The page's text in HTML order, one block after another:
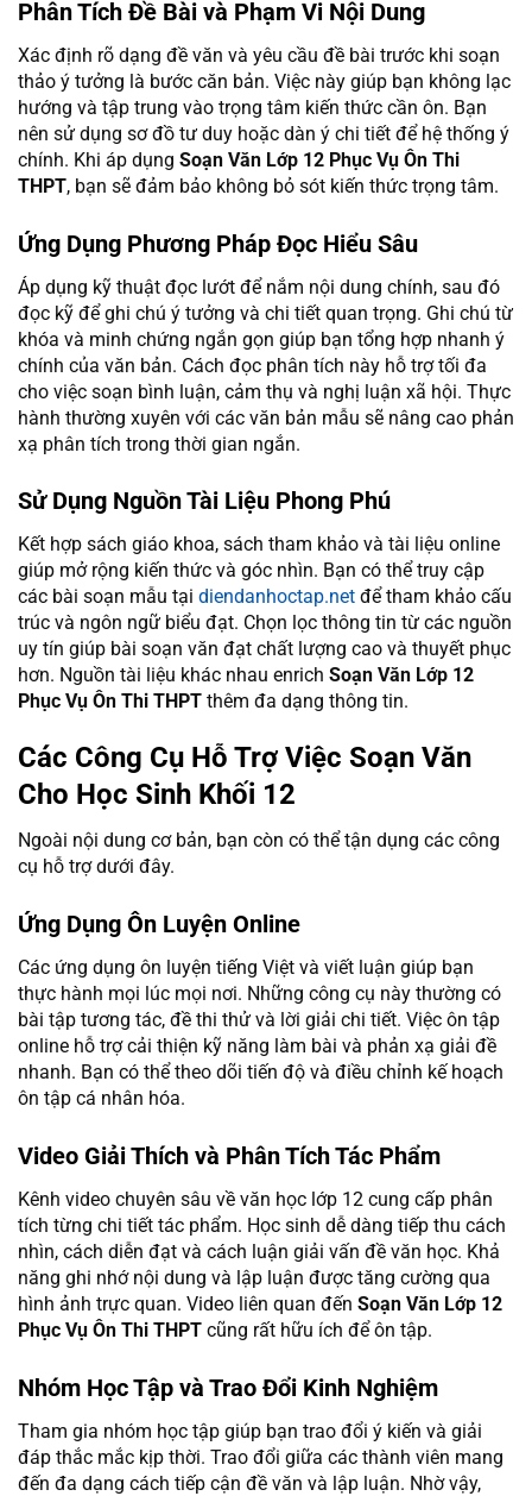
Phân Tích Đề Bài và Phạm Vi Nội Dung
Xác định rõ dạng đề văn và yêu cầu đề bài trước khi soạn
thảo ý tưởng là bước căn bản. Việc này giúp bạn không lạc
hướng và tập trung vào trọng tâm kiến thức cần ôn. Bạn
nên sử dụng sơ đồ tư duy hoặc dàn ý chi tiết để hệ thống ý
chính. Khi áp dụng Soạn Văn Lớp 12 Phục Vụ Ôn Thi
THPT, bạn sẽ đảm bảo không bỏ sót kiến thức trọng tâm.
Ứng Dụng Phương Pháp Đọc Hiểu Sâu
Áp dụng kỹ thuật đọc lướt để nắm nội dung chính, sau đó
đọc kỹ để ghi chú ý tưởng và chi tiết quan trọng. Ghi chú từ
khóa và minh chứng ngắn gọn giúp bạn tổng hợp nhanh ý
chính của văn bản. Cách đọc phân tích này hỗ trợ tối đa
cho việc soạn bình luận, cảm thụ và nghị luận xã hội. Thực
hành thường xuyên với các văn bản mẫu sẽ nâng cao phản
xạ phân tích trong thời gian ngắn.
Sử Dụng Nguồn Tài Liệu Phong Phú
Kết hợp sách giáo khoa, sách tham khảo và tài liệu online
giúp mở rộng kiến thức và góc nhìn. Bạn có thể truy cập
các bài soạn mẫu tại diendanhoctap.net để tham khảo cấu
trúc và ngôn ngữ biểu đạt. Chọn lọc thông tin từ các nguồn
uy tín giúp bài soạn văn đạt chất lượng cao và thuyết phục
hơn. Nguồn tài liệu khác nhau enrich Soạn Văn Lớp 12
Phục Vụ Ôn Thi THPT thêm đa dạng thông tin.
Các Công Cụ Hỗ Trợ Việc Soạn Văn
Cho Học Sinh Khối 12
Ngoài nội dung cơ bản, bạn còn có thể tận dụng các công
cụ hỗ trợ dưới đây.
Ứng Dụng Ôn Luyện Online
Các ứng dụng ôn luyện tiếng Việt và viết luận giúp bạn
thực hành mọi lúc mọi nơi. Những công cụ này thường có
bài tập tương tác, đề thi thử và lời giải chi tiết. Việc ôn tập
online hỗ trợ cải thiện kỹ năng làm bài và phản xạ giải đề
nhanh. Bạn có thể theo dõi tiến độ và điều chỉnh kế hoạch
ôn tập cá nhân hóa.
Video Giải Thích và Phân Tích Tác Phẩm
Kênh video chuyên sâu về văn học lớp 12 cung cấp phân
tích từng chi tiết tác phẩm. Học sinh dễ dàng tiếp thu cách
nhìn, cách diễn đạt và cách luận giải vấn đề văn học. Khả
năng ghi nhớ nội dung và lập luận được tăng cường qua
hình ảnh trực quan. Video liên quan đến Soạn Văn Lớp 12
Phục Vụ Ôn Thi THPT cũng rất hữu ích để ôn tập.
Nhóm Học Tập và Trao Đổi Kinh Nghiệm
Tham gia nhóm học tập giúp bạn trao đổi ý kiến và giải
đáp thắc mắc kịp thời. Trao đổi giữa các thành viên mang
đến đa dạng cách tiếp cận đề văn và lập luận. Nhờ vậy,